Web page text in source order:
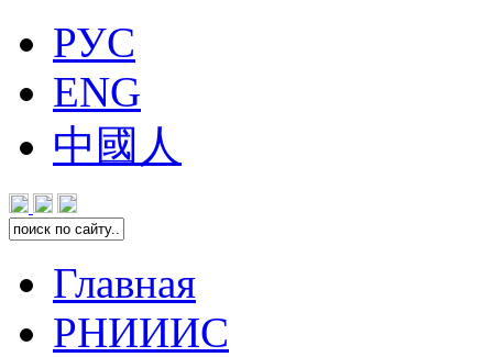
РУС
ENG
中國人
Главная
РНИИИС